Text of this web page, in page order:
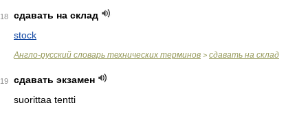
18
сдавать на склад
stock
Англо-русский словарь технических терминов > сдавать на склад
19
сдавать экзамен
suorittaa tentti